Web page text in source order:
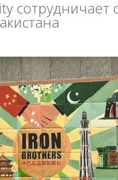
сотрудничает